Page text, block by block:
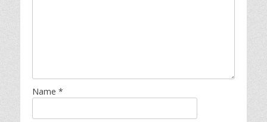
Name *